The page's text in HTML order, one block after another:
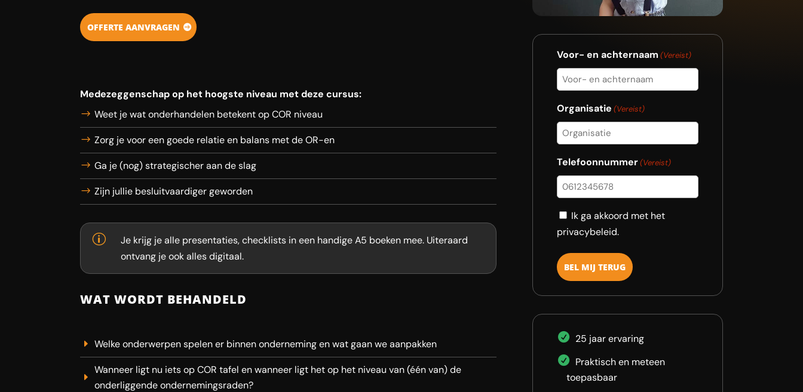
OFFERTE AANVRAGEN
Medezeggenschap op het hoogste niveau met deze cursus:
Weet je wat onderhandelen betekent op COR niveau
Zorg je voor een goede relatie en balans met de OR-en
Ga je (nog) strategischer aan de slag
Zijn jullie besluitvaardiger geworden
p
Je krijg je alle presentaties, checklists in een handige A5 boeken mee. Uiteraard
ontvang je ook alles digitaal.
WAT WORDT BEHANDELD
Welke onderwerpen spelen er binnen onderneming en wat gaan we aanpakken
Wanneer ligt nu iets op COR tafel en wanneer ligt het op het niveau van (één van) de
onderliggende ondernemingsraden?
Voor- en achternaam (Vereist)
Organisatie (Vereist)
Telefoonnummer (Vereist)
Consent
Ik ga akkoord met het
privacybeleid.
25 jaar ervaring
Praktisch en meteen
toepasbaar